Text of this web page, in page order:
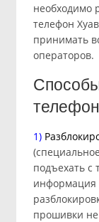
необходимо
телефон
принимать
операторов.
1)
подъехать с
информация
прошивки не